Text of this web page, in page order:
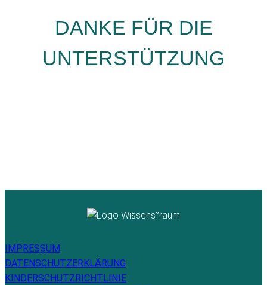
DANKE FÜR DIE
UNTERSTÜTZUNG
IMPRESSUM
DATENSCHUTZERKLÄRUNG
KINDERSCHUTZRICHTLINIE